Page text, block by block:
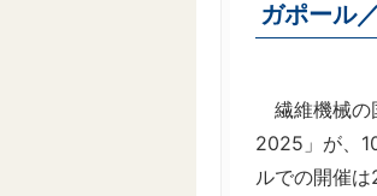
ガポール
繊維機械の
2025」が、
ルでの開催